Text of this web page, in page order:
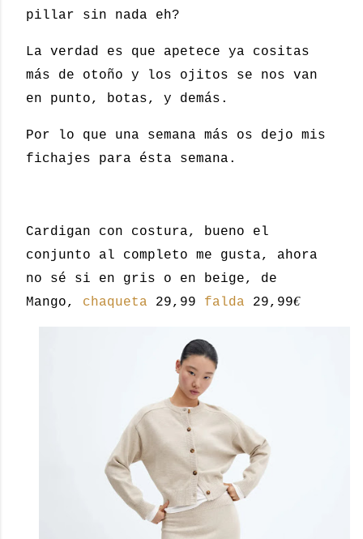
pillar sin nada eh?
La verdad es que apetece ya cositas
más de otoño y los ojitos se nos van
en punto, botas, y demás.
Por lo que una semana más os dejo mis
fichajes para ésta semana.
Cardigan con costura, bueno el
conjunto al completo me gusta, ahora
no sé si en gris o en beige, de
Mango, chaqueta 29,99 falda 29,99€